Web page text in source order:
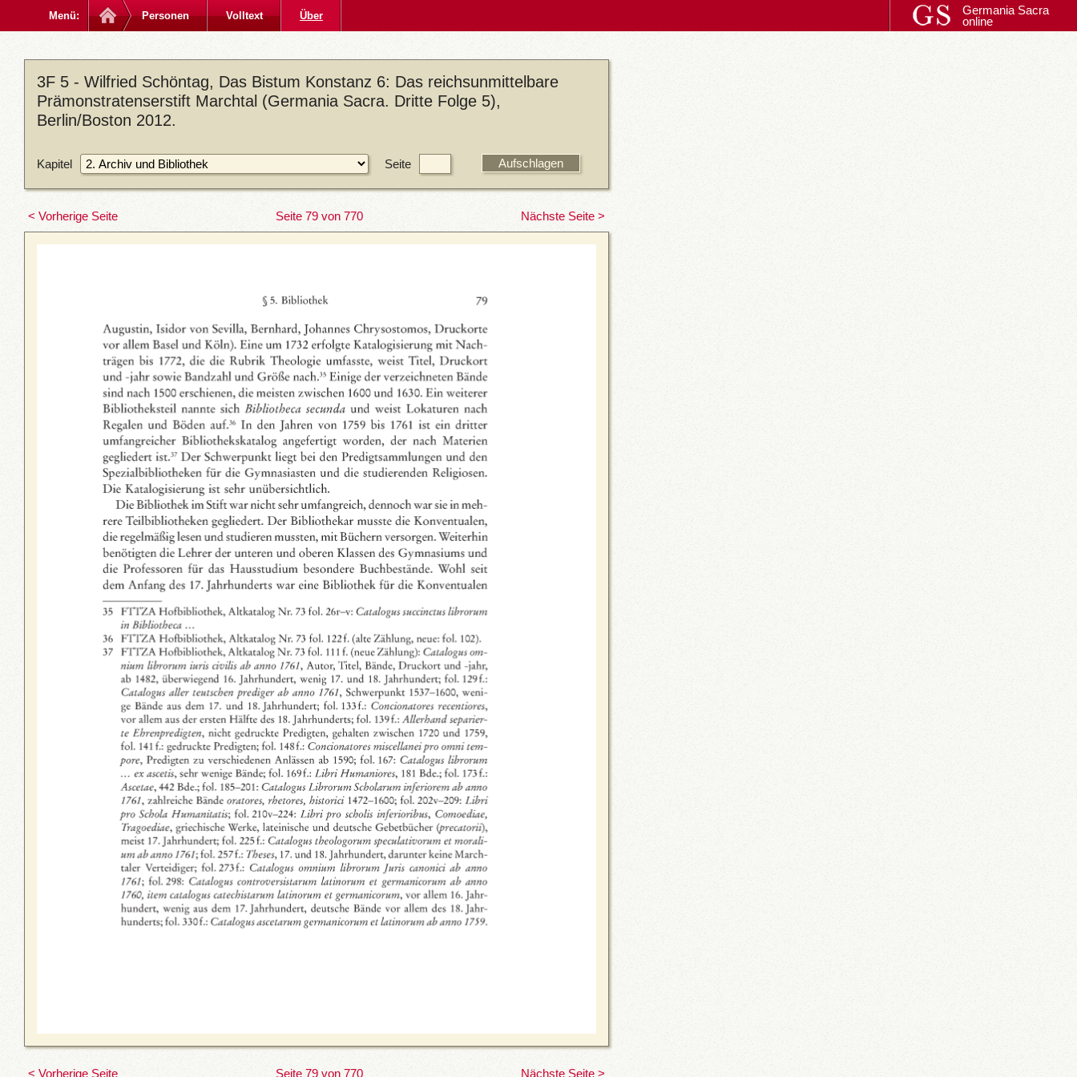
Menü: Personen Volltext Über
Germania Sacra
online
3F 5 - Wilfried Schöntag, Das Bistum Konstanz 6: Das reichsunmittelbare
Prämonstratenserstift Marchtal (Germania Sacra. Dritte Folge 5),
Berlin/Boston 2012.
Kapitel Seite
< Vorherige Seite Seite 79 von 770 Nächste Seite >
< Vorherige Seite Seite 79 von 770 Nächste Seite >